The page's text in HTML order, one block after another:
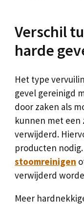
Verschil
harde
Het type
gevel gereinigd
door zaken als
kunnen met een
verwijderd.
producten
stoomreinigen
verwijderd
Meer